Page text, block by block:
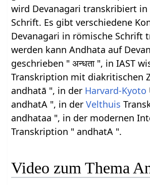
wird Devanagari transkribiert in
Schrift. Es gibt verschiedene
Devanagari in römische Schrift
werden kann Andhata auf
geschrieben " अन्धता ", in IAST
Transkription mit diakritischen
andhatā ", in der Harvard-Kyoto
andhatA ", in derVelthuis
andhataa ", in der modernen
Transkription " andhatA ".
Video zum Thema